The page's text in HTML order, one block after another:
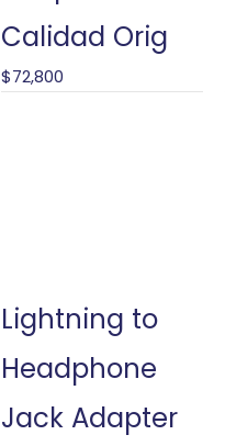
Calidad Orig
$72,800
Lightning to
Headphone
Jack Adapter